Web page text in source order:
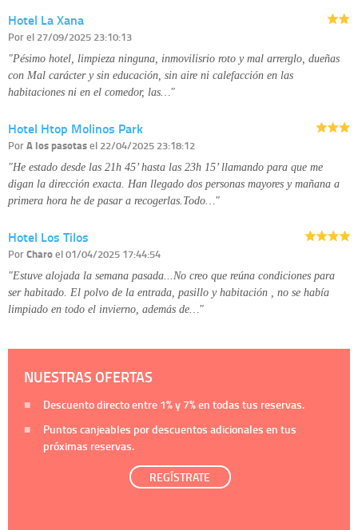
disponible en nuestra página web.
Información complementaria:
Hotel La Xana
Porel 27/09/2025 23:10:13
"Pésimo hotel, limpieza ninguna, inmovilisrio roto y mal arrerglo, dueñas
con Mal carácter y sin educación, sin aire ni calefacción en las
habitaciones ni en el comedor, las…"
Hotel Htop Molinos Park
PorA los pasotasel 22/04/2025 23:18:12
"He estado desde las 21h 45’ hasta las 23h 15’ llamando para que me
digan la dirección exacta. Han llegado dos personas mayores y mañana a
primera hora he de pasar a recogerlas.Todo…"
Hotel Los Tilos
PorCharoel 01/04/2025 17:44:54
"Estuve alojada la semana pasada...No creo que reúna condiciones para
ser habitado. El polvo de la entrada, pasillo y habitación , no se había
limpiado en todo el invierno, además de…"
NUESTRAS OFERTAS
Descuento directo entre 1%y 7%en todas tus reservas.
Puntos canjeables por descuentos adicionales en tus
próximas reservas.
REGÍSTRATE